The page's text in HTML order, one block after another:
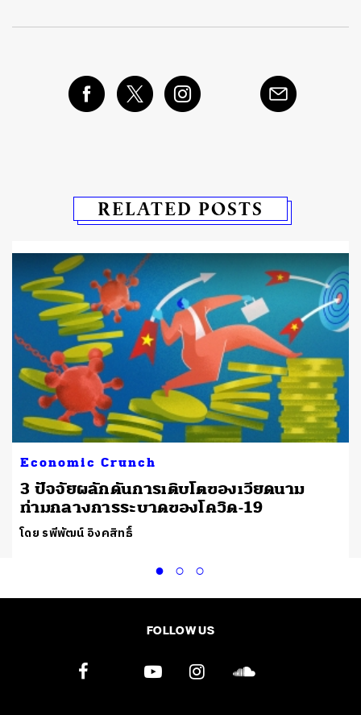
RELATED POSTS
Economic Crunch
3 ปัจจัยผลักดันการเติบโตของเวียดนาม
ท่ามกลางการระบาดของโควิด-19
โดย รพีพัฒน์ อิงคสิทธิ์
FOLLOW US